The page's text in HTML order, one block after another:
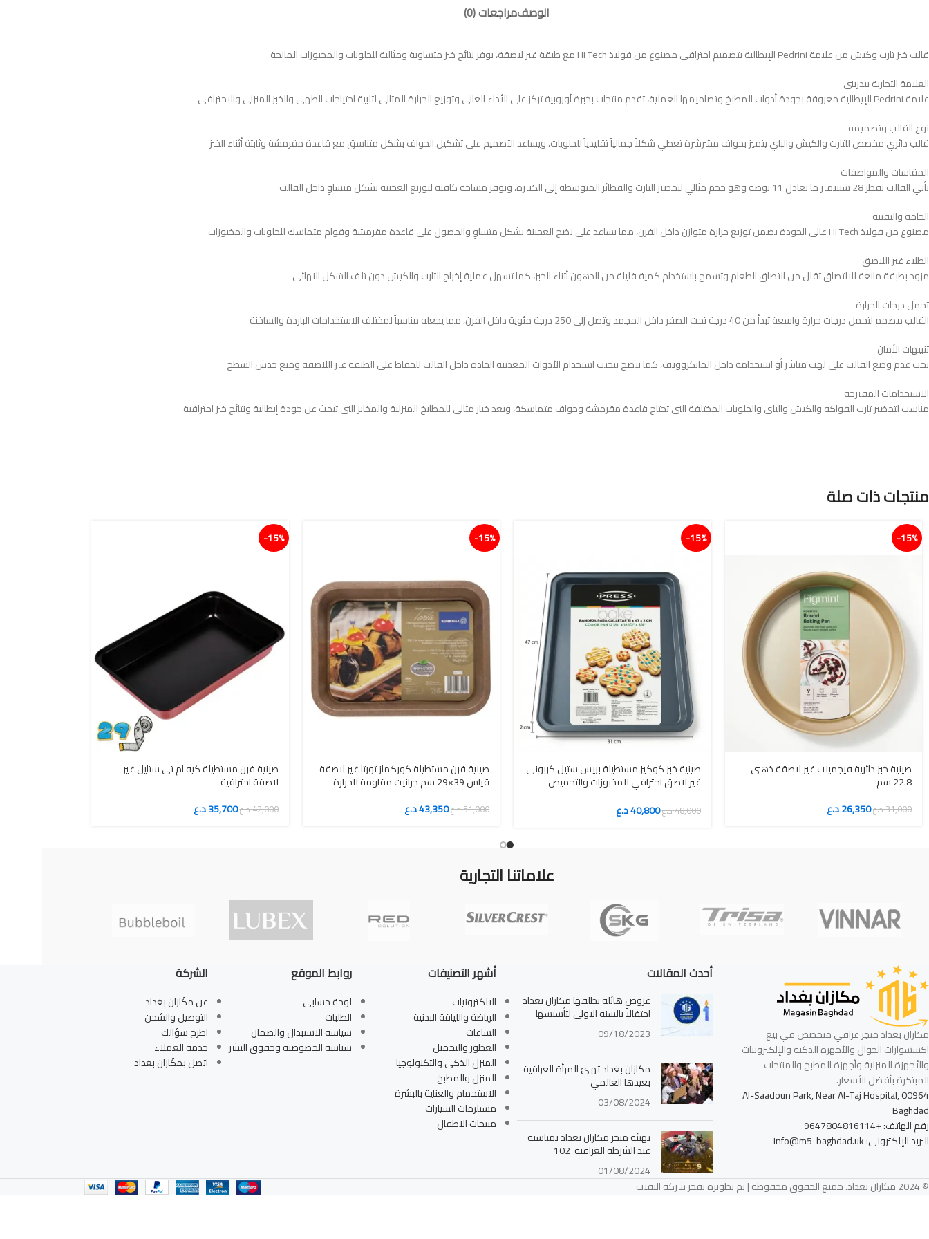
الوصفمراجعات (0)
العلامة التجارية بيدريني
علامة Pedrini الإيطالية معروفة بجودة أدوات المطبخ وتصاميمها العملية، تقدم منتجات بخبرة أوروبية تركز على الأداء العالي وتوزيع الحرارة المثالي لتلبية احتياجات الطهي والخبز المنزلي والاحترافي
نوع القالب وتصميمه
قالب دائري مخصص للتارت والكيش والباي يتميز بحواف مشرشرة تعطي شكلاً جمالياً تقليدياً للحلويات، ويساعد التصميم على تشكيل الحواف بشكل متناسق مع قاعدة مقرمشة وثابتة أثناء الخبز
المقاسات والمواصفات
يأتي القالب بقطر 28 سنتيمتر ما يعادل 11 بوصة وهو حجم مثالي لتحضير التارت والفطائر المتوسطة إلى الكبيرة، ويوفر مساحة كافية لتوزيع العجينة بشكل متساوٍ داخل القالب
الخامة والتقنية
مصنوع من فولاذ Hi Tech عالي الجودة يضمن توزيع حرارة متوازن داخل الفرن، مما يساعد على نضج العجينة بشكل متساوٍ والحصول على قاعدة مقرمشة وقوام متماسك للحلويات والمخبوزات
الطلاء غير اللاصق
مزود بطبقة مانعة للالتصاق تقلل من التصاق الطعام وتسمح باستخدام كمية قليلة من الدهون أثناء الخبز، كما تسهل عملية إخراج التارت والكيش دون تلف الشكل النهائي
تحمل درجات الحرارة
القالب مصمم لتحمل درجات حرارة واسعة تبدأ من 40 درجة تحت الصفر داخل المجمد وتصل إلى 250 درجة مئوية داخل الفرن، مما يجعله مناسباً لمختلف الاستخدامات الباردة والساخنة
تنبيهات الأمان
يجب عدم وضع القالب على لهب مباشر أو استخدامه داخل المايكروويف، كما ينصح بتجنب استخدام الأدوات المعدنية الحادة داخل القالب للحفاظ على الطبقة غير اللاصقة ومنع خدش السطح
الاستخدامات المقترحة
مناسب لتحضير تارت الفواكه والكيش والباي والحلويات المختلفة التي تحتاج قاعدة مقرمشة وحواف متماسكة، ويعد خيار مثالي للمطابخ المنزلية والمخابز التي تبحث عن جودة إيطالية ونتائج خبز احترافية
منتجات ذات صلة
15%-
صينية خبز دائرية فيجمينت غير لاصقة ذهبي
22.8 سم
31,000د.ع26,350د.ع
15%-
صينية خبز كوكيز مستطيلة بريس ستيل كربوني
غير لاصق احترافي للمخبوزات والتحميص
48,000د.ع40,800د.ع
15%-
صينية فرن مستطيلة كوركماز تورتا غير لاصقة
قياس 39×29 سم جرانيت مقاومة للحرارة
51,000د.ع43,350د.ع
15%-
صينية فرن مستطيلة كيه ام تي ستايل غير
لاصقة احترافية
42,000د.ع35,700د.ع
علاماتنا التجارية
مكازان بغداد متجر عراقي متخصص في بيع
اكسسوارات الجوال والأجهزة الذكية والإلكترونيات
والأجهزة المنزلية وأجهزة المطبخ والمنتجات
المبتكرة بأفضل الأسعار.
Al-Saadoun Park, Near Al-Taj Hospital, 00964
Baghdad
رقم الهاتف: +9647804816114
البريد الإلكتروني: info@m5-baghdad.uk
أحدث المقالات
عروض هائله تطلقها مكازان بغداد
احتفالاً بالسنه الاولى لتأسيسها
09/18/2023
مكازان بغداد تهنئ المرأة العراقية
بعيدها العالمي
03/08/2024
تهنئة متجر مكازان بغداد بمناسبة
عيد الشرطة العراقية 102
01/08/2024
أشهر التصنيفات
الالكترونيات
الرياضة واللياقة البدنية
الساعات
العطور والتجميل
المنزل الذكي والتكنولوجيا
المنزل والمطبخ
الاستحمام والعناية بالبشرة
مستلزمات السيارات
منتجات الاطفال
روابط الموقع
لوحة حسابي
الطلبات
سياسة الاستبدال والضمان
سياسة الخصوصية وحقوق النشر
الشركة
عن مكَازان بغداد
التوصيل والشحن
اطرح سؤالك
خدمة العملاء
اتصل بمكَازان بغداد
© 2024 مكَازان بغداد. جميع الحقوق محفوظة | تم تطويره بفخر شركة النقيب